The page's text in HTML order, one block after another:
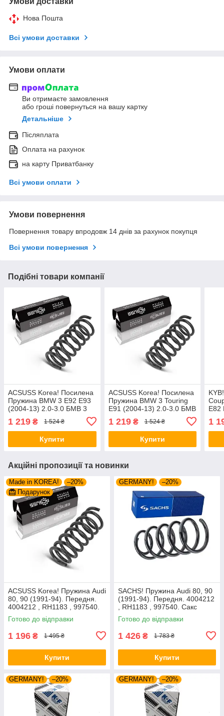
Нова Пошта
Всі умови доставки
Умови оплати
Ви отримаєте замовлення
або гроші повернуться на вашу картку
Детальніше
Післяплата
Оплата на рахунок
на карту Приватбанку
Всі умови оплати
Умови повернення
Повернення товару впродовж 14 днів за рахунок покупця
Всі умови повернення
Подібні товари компанії
ACSUSS Korea! Посилена
Пружина BMW 3 E92 E93
(2004-13) 2.0-3.0 БМВ 3
4008466 , RH3489 ,
998451 Аксусс Корея
1 219 ₴ 1 524 ₴
Купити
ACSUSS Korea! Посилена
Пружина BMW 3 Touring
E91 (2004-13) 2.0-3.0 БМВ
4008466 , RH3489 ,
998451 Аксусс
1 219₴ 1 524 ₴
Купити
Е82
1
Акційні пропозиції та новинки
Made in KOREA!
–20%
Подарунок
ACSUSS Korea! Пружина Audi
80, 90 (1991-94). Передня.
4004212 , RH1183 , 997540.
Аксусс Корея
Готово до відправки
1 196 ₴ 1 495 ₴
Купити
GERMANY! –20%
SACHS! Пружина Audi 80, 90
(1991-94). Передня. 4004212
, RH1183 , 997540. Сакс
Готово до відправки
1 426 ₴ 1 783 ₴
Купити
GERMANY! –20% GERMANY! –20%